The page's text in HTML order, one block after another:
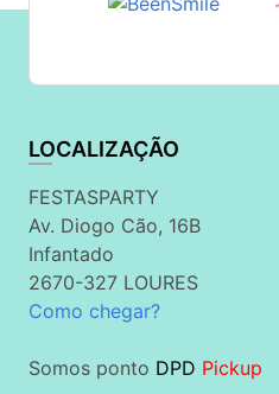
LOCALIZAÇÃO
FESTASPARTY
Av. Diogo Cão, 16B
Infantado
2670-327 LOURES
Como chegar?
Somos ponto DPD Pickup